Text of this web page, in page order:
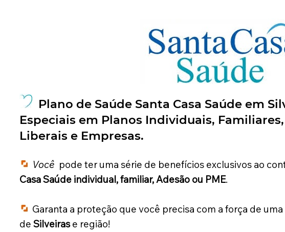
Plano de Saúde Santa Casa Saúde em
Especiais em Planos Individuais,
Liberais e Empresas.
Você pode ter uma série de benefícios exclusivos ao
Casa Saúde individual, familiar, Adesão ou PME.
Garanta a proteção que você precisa com a força de
de Silveirase região!